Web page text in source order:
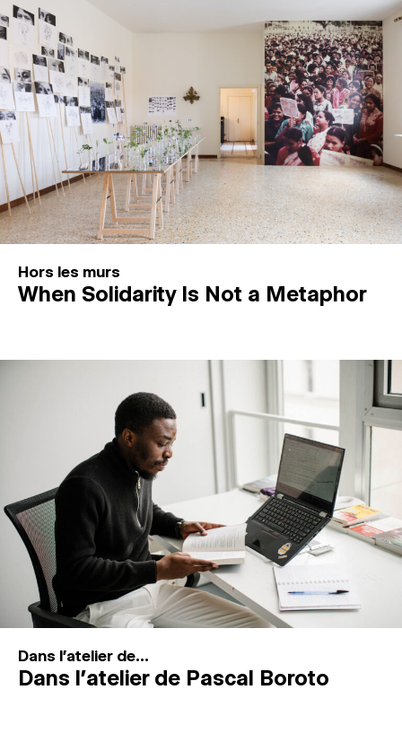
Hors les murs
When Solidarity Is Not a Metaphor
Dans l'atelier de...
Dans l’atelier de Pascal Boroto